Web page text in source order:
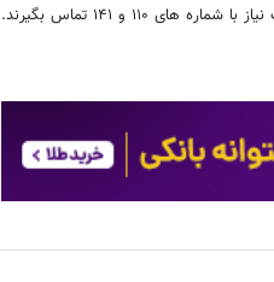
و ۱۴۱ تماس بگیرند.